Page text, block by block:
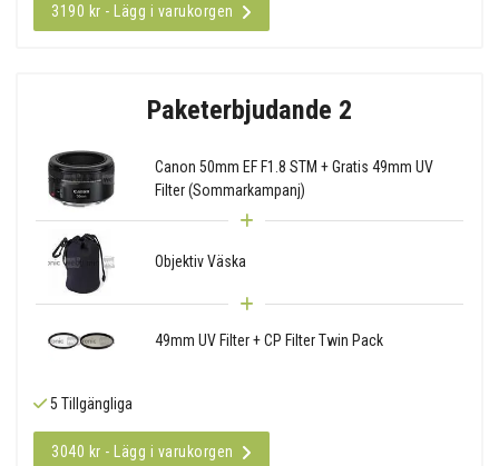
3190 kr - Lägg i varukorgen
Paketerbjudande 2
Canon 50mm EF F1.8 STM + Gratis 49mm UV
Filter (Sommarkampanj)
Objektiv Väska
49mm UV Filter + CP Filter Twin Pack
5 Tillgängliga
3040 kr - Lägg i varukorgen